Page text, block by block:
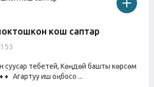
кош саптар
153
суусар тебетей, Көңдөй башты көрсөм
♦ Агартуу иш оңбосо ...